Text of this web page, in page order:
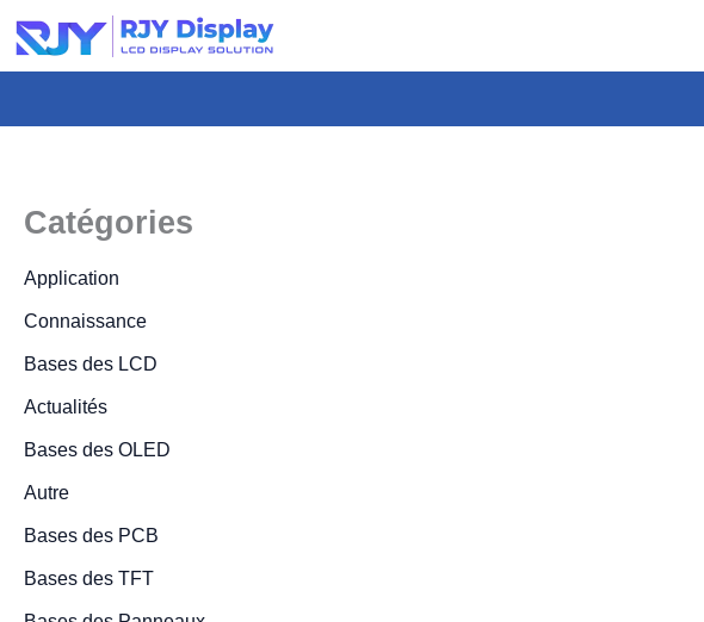
Hauteur
personnalisée
la
Catégories
Application
Connaissance
Bases des LCD
Actualités
Bases des OLED
Autre
Bases des PCB
Bases des TFT